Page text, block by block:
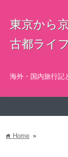
東京から
古都ライ
海外・国内旅行記
home Home »